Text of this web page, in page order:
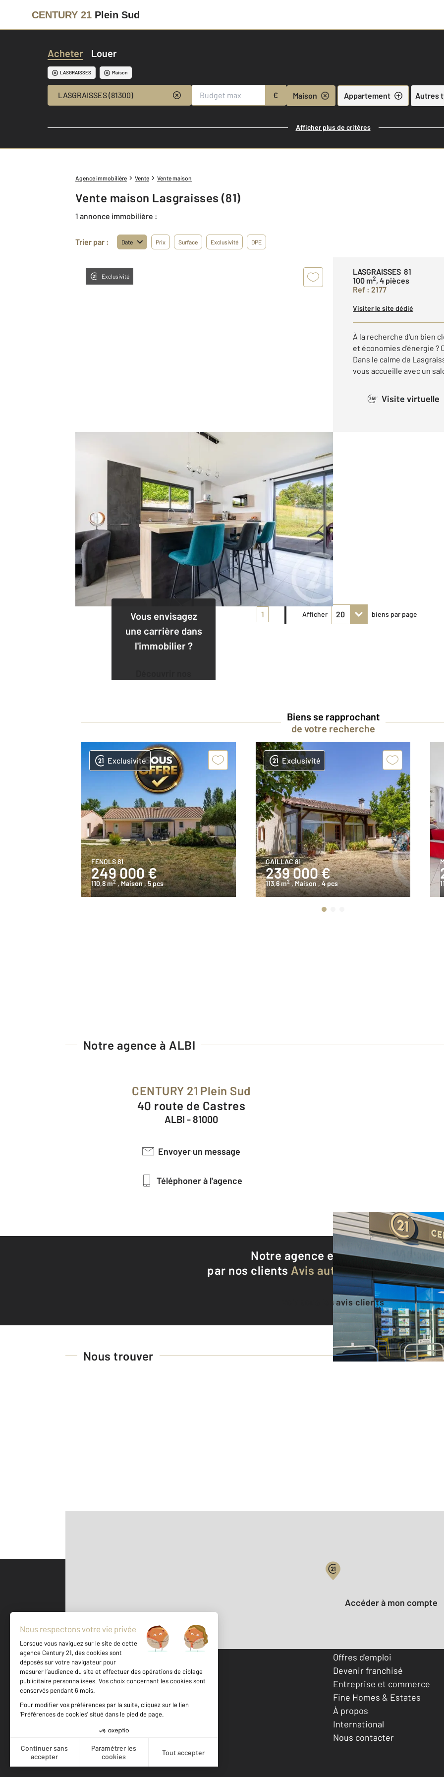
CENTURY 21 Plein Sud
Acheter Louer
LASGRAISSES Maison
LASGRAISSES (81300) € Maison Appartement Autres
Afficher plus de critères
Agence immobilière Vente Vente maison
Vente maison Lasgraisses (81)
1 annonce immobilière :
Trier par : Date Prix Surface Exclusivité DPE
Exclusivité
LASGRAISSES 81
100 m2, 4 pièces
Ref : 2177
Visiter le site dédié
À la recherche d'un bien
et économies d'énergie ?
Dans le calme de
vous accueille avec un
360° Visite virtuelle
Vous envisagez
une carrière dans
l'immobilier ?
1 Afficher biens par page
Biens se rapprochant
de votre recherche
Exclusivité
FENOLS 81
249 000 €
110,8 m2 , Maison , 5 pcs
Exclusivité
GAILLAC 81
239 000 €
113,6 m2 , Maison , 4 pcs
Notre agence à ALBI
CENTURY 21 Plein Sud
40 route de Castres
ALBI - 81000
Envoyer un message
Téléphoner à l'agence
Notre agence est notée 9,5/10
par nos clients Avis authentifiés par
Voir tous les avis clients
Nous trouver
500 m ©Mappy
Votre compte :
Accéder à mon compte
Votre agence est notée
Achat
Location
Offres d'emploi
Devenir franchisé
Entreprise et commerce
Fine Homes & Estates
À propos
International
Nous contacter